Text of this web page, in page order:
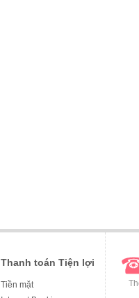
Thanh toán Tiện lợi
Tiền mặt